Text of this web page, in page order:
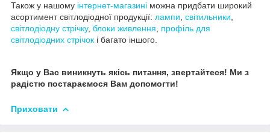
Також у нашому інтернет-магазині можна придбати широкий
асортимент світлодіодної продукції: лампи світильники
світлодіодну стрічку, блоки живлення
профіль для
світлодіодних стрічок і багато іншого.
Якщо у Вас виникнуть якісь питання, звертайтеся! Ми з
радістю постараємося Вам допомогти!
Приховати